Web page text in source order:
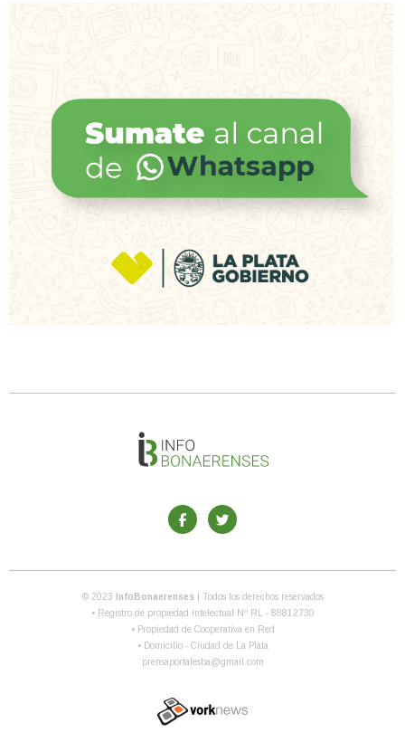
© 2023 InfoBonaerenses
| Todos los derechos reservados
• Registro de propiedad intelectual Nº RL - 88812730
• Propiedad de Cooperativa en Red
• Domicilio - Ciudad de La Plata
prensaportalesba@gmail.com